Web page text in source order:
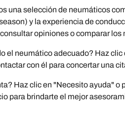
una selección de neumáticos
y la experiencia de
opiniones o comparar los
el neumático adecuado? Haz
con él para concertar una
Haz clic en "Necesito ayuda" o
para brindarte el mejor